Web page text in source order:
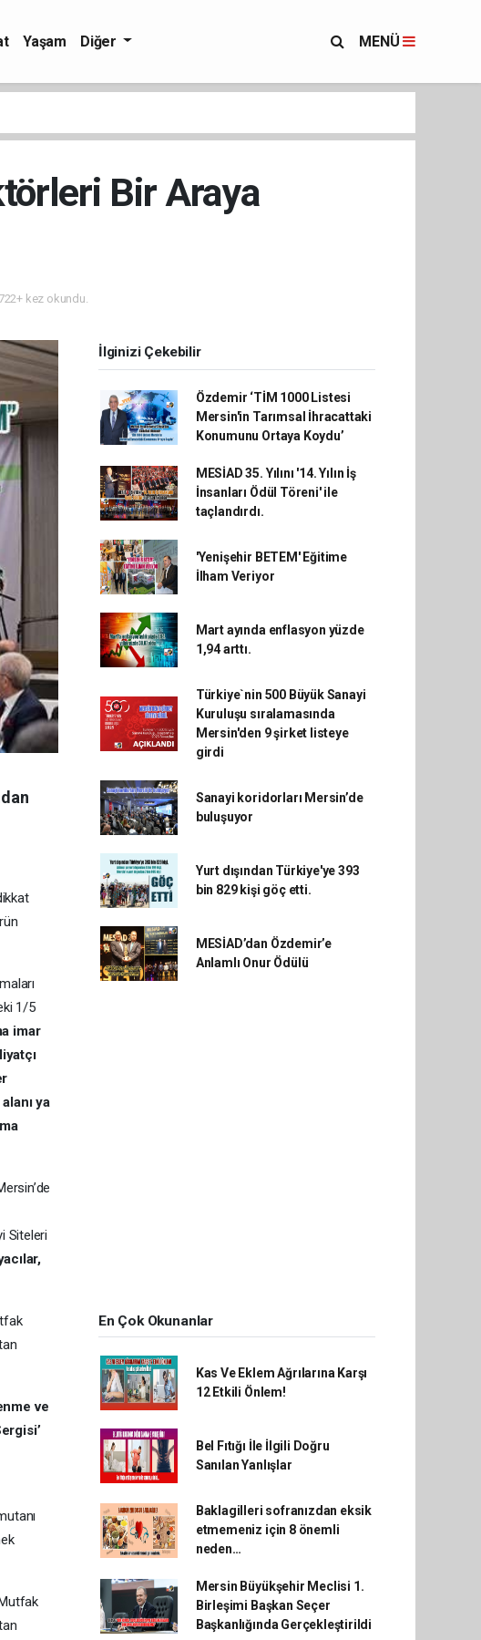
Yaşam Diğer MENÜ
Bir Araya
kez okundu.
1/5
imar
ya
Siteleri
ve
İlginizi Çekebilir
Özdemir ‘TİM 1000 Listesi
Mersin'in Tarımsal İhracattaki
Konumunu Ortaya Koydu’
MESİAD 35. Yılını '14. Yılın İş
İnsanları Ödül Töreni' ile
taçlandırdı.
'Yenişehir BETEM' Eğitime
İlham Veriyor
Mart ayında enflasyon yüzde
1,94 arttı.
Türkiye`nin 500 Büyük Sanayi
Kuruluşu sıralamasında
Mersin'den 9 şirket listeye
girdi
Sanayi koridorları Mersin’de
buluşuyor
Yurt dışından Türkiye'ye 393
bin 829 kişi göç etti.
MESİAD’dan Özdemir’e
Anlamlı Onur Ödülü
En Çok Okunanlar
Kas Ve Eklem Ağrılarına Karşı
12 Etkili Önlem!
Bel Fıtığı İle İlgili Doğru
Sanılan Yanlışlar
Baklagilleri sofranızdan eksik
etmemeniz için 8 önemli
neden…
Mersin Büyükşehir Meclisi 1.
Birleşimi Başkan Seçer
Başkanlığında Gerçekleştirildi